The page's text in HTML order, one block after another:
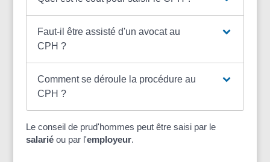
Faut-il être assisté d'un avocat au
CPH ?
Comment se déroule la procédure au
CPH ?
Le conseil de prud'hommes peut être saisi par le
salariéou par l'employeur.